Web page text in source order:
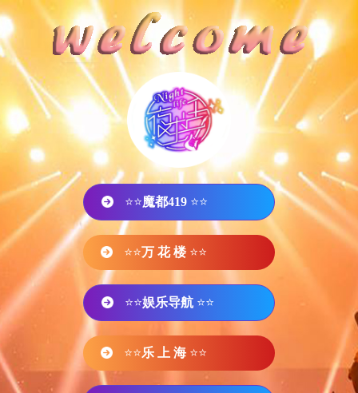
⭐⭐魔都419 ⭐⭐
⭐⭐万 花 楼 ⭐⭐
⭐⭐娱乐导航 ⭐⭐
⭐⭐乐 上 海 ⭐⭐